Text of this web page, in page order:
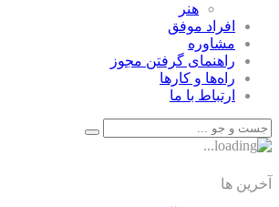
هنر
افراد موفق
مشاوره
راهنمای گرفتن مجوز
راه‌ها و كارها
ارتباط با ما
آخرین ها